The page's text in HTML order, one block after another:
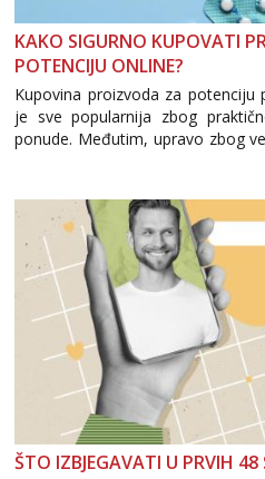
Razgovaram :)
Učiteljica iz
tel:0,93€ - mob:1,12€
Obavijesti me
Tel:064/677-677
tel:0,93€ - mob:1,12€
Monika
Čekam tvoj poziv!
Tel: 064/677-677 -
tel:0,93€ - mob:1,12€
Ivančica
Čekam tvoj poziv!
Tel:064/677-677-
tel:0,93€ - mob:1,12€
KAKO SIGURNO KUPOVATI
POTENCIJU ONLINE?
Kupovina proizvoda za potenciju
je sve popularnija zbog
ponude. Međutim, upravo zbog
se pojavljuju i brojni
internetske trgovine te proizvodi
ŠTO IZBJEGAVATI U PRVIH